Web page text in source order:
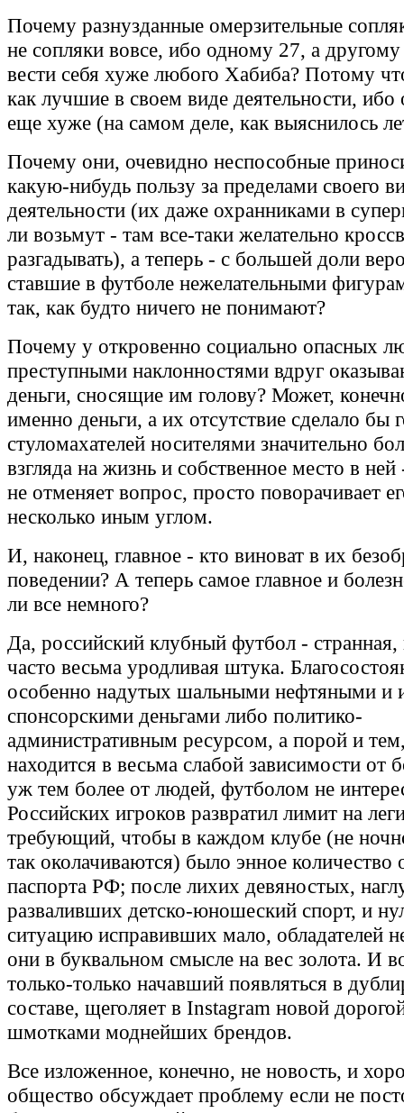
Почему разнузданные омерзительные
не сопляки вовсе, ибо одному 27, а
вести себя хуже любого Хабиба? Потому
как лучшие в своем виде деятельности, ибо
еще хуже (на самом деле, как выяснилось
Почему они, очевидно неспособные
какую-нибудь пользу за пределами своего
деятельности (их даже охранниками в
ли возьмут - там все-таки желательно
разгадывать), а теперь - с большей доли
ставшие в футболе нежелательными
так, как будто ничего не понимают?
Почему у откровенно социально опасных
преступными наклонностями вдруг
деньги, сносящие им голову? Может,
именно деньги, а их отсутствие сделало бы
стуломахателей носителями значительно
взгляда на жизнь и собственное место в
не отменяет вопрос, просто поворачивает
несколько иным углом.
И, наконец, главное - кто виноват в их
поведении? А теперь самое главное и
ли все немного?
Да, российский клубный футбол - странная,
часто весьма уродливая штука.
особенно надутых шальными нефтяными и
спонсорскими деньгами либо политико-
административным ресурсом, а порой и
находится в весьма слабой зависимости от
уж тем более от людей, футболом не
Российских игроков развратил лимит на
требующий, чтобы в каждом клубе (не
так околачиваются) было энное количество
паспорта РФ; после лихих девяностых,
разваливших детско-юношеский спорт, и
ситуацию исправивших мало, обладателей
они в буквальном смысле на вес золота. И
только-только начавший появляться в
составе, щеголяет в Instagram новой
шмотками моднейших брендов.
Все изложенное, конечно, не новость, и
общество обсуждает проблему если не